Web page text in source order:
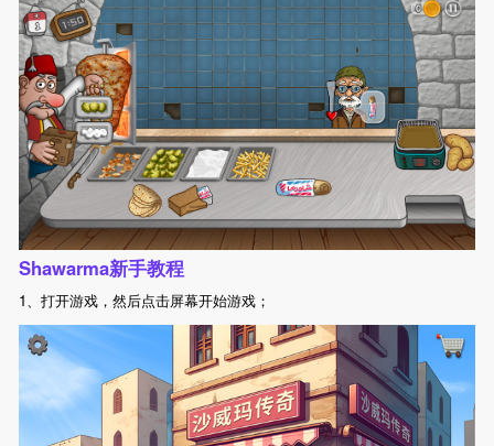
Shawarma新手教程
1、打开游戏，然后点击屏幕开始游戏；